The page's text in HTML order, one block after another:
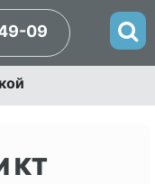
09
КТ